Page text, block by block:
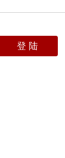
登 陆